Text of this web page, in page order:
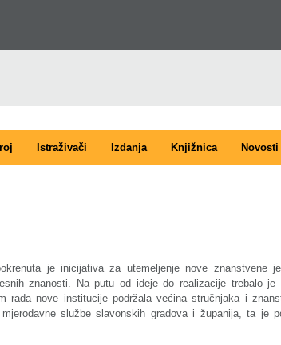
Istraživači Izdanja Knjižnica Novosti
je inicijativa za utemeljenje nove znanstvene
znanosti. Na putu od ideje do realizacije trebalo je
rada nove institucije podržala većina stručnjaka i
službe slavonskih gradova i županija, ta je